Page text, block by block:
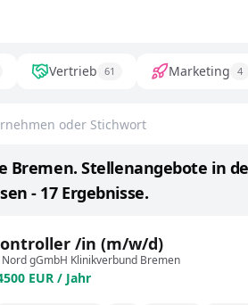
Vertrieb 61 Marketing 4
Bremen. Stellenangebote in
- 17 Ergebnisse.
/in (m/w/d)
gGmbH Klinikverbund Bremen
EUR / Jahr